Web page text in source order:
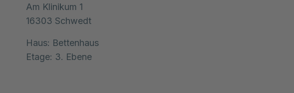
Am Klinikum 1
16303 Schwedt
Haus: Bettenhaus
Etage: 3. Ebene